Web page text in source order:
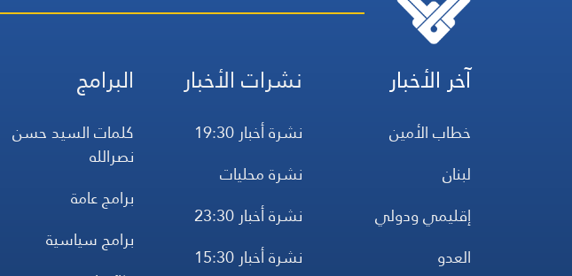
آخر الأخبار
خطاب الأمين
لبنان
إقليمي ودولي
العدو
نشرات الأخبار
نشرة أخبار 19:30
نشرة محليات
نشرة أخبار 23:30
نشرة أخبار 15:30
البرامج
كلمات السيد حسن
نصرالله
برامج عامة
برامج سياسية